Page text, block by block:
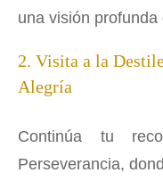
una visión
2. Visita a la
Alegría
Continúa tu
Perseverancia,